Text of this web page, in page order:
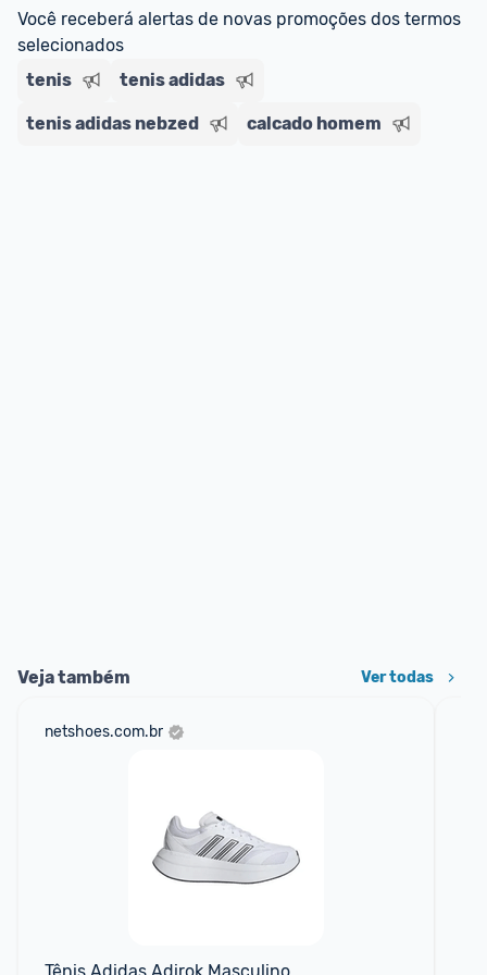
Entrega Expressa: A partir de 2 dias úteis.*
*Confira aqui
Você receberá alertas de novas promoções dos termos
selecionados
tenis
tenis adidas
tenis adidas nebzed calcado homem
Veja também Ver todas
netshoes.com.br